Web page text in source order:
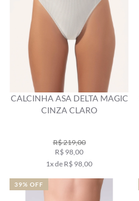
CALCINHA ASA DELTA MAGIC
CINZA CLARO
R$ 219,00
R$ 98,00
1x de R$ 98,00
39% OFF